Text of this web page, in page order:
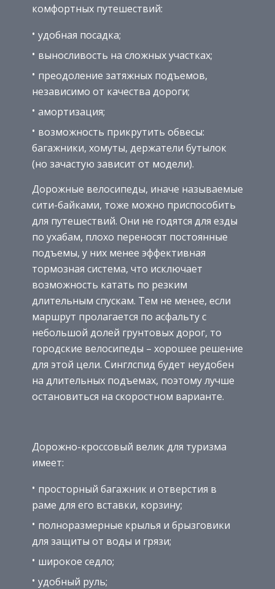
комфортных путешествий:
удобная посадка;
выносливость на сложных участках;
преодоление затяжных подъемов,
независимо от качества дороги;
амортизация;
возможность прикрутить обвесы:
багажники, хомуты, держатели бутылок
(но зачастую зависит от модели).
Дорожные велосипеды, иначе называемые
сити-байками, тоже можно приспособить
для путешествий. Они не годятся для езды
по ухабам, плохо переносят постоянные
подъемы, у них менее эффективная
тормозная система, что исключает
возможность катать по резким
длительным спускам. Тем не менее, если
маршрут пролагается по асфальту с
небольшой долей грунтовых дорог, то
городские велосипеды – хорошее решение
для этой цели. Синглспид будет неудобен
на длительных подъемах, поэтому лучше
остановиться на скоростном варианте.
Дорожно-кроссовый велик для туризма
имеет:
просторный багажник и отверстия в
раме для его вставки, корзину;
полноразмерные крылья и брызговики
для защиты от воды и грязи;
широкое седло;
удобный руль;